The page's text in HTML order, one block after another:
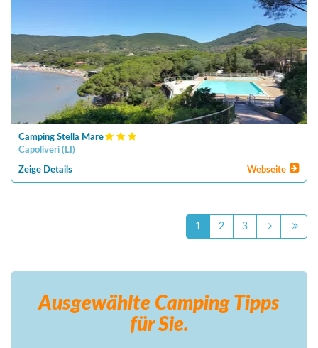
Camping Stella Mare
Capoliveri ( LI )
Zeige Details Webseite
1 2 3
Ausgewählte Camping Tipps
für Sie.